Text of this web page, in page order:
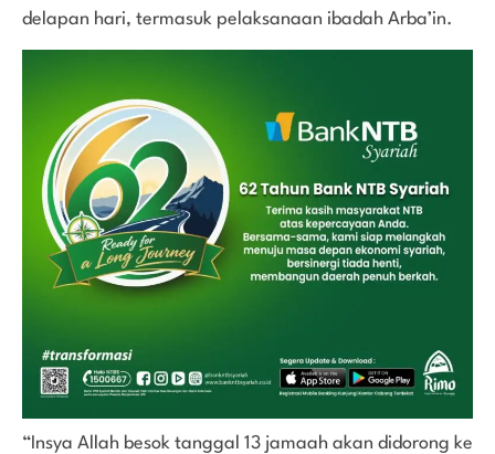
delapan hari, termasuk pelaksanaan ibadah Arba’in.
“Insya Allah besok tanggal 13 jamaah akan didorong ke